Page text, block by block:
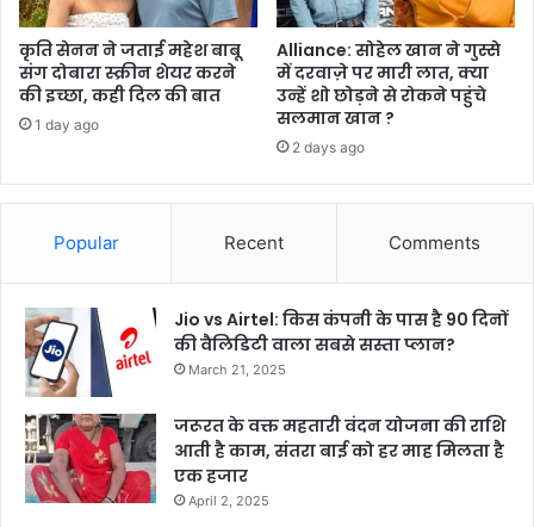
कृति सेनन ने जताई महेश बाबू
संग दोबारा स्क्रीन शेयर करने
की इच्छा, कही दिल की बात
1 day ago
Alliance: सोहेल खान ने गुस्से
में दरवाज़े पर मारी लात, क्या
उन्हें शो छोड़ने से रोकने पहुंचे
सलमान खान ?
2 days ago
Popular Recent Comments
Jio vs Airtel: किस कंपनी के पास है 90 दिनों
की वैलिडिटी वाला सबसे सस्ता प्लान?
March 21, 2025
जरूरत के वक्त महतारी वंदन योजना की राशि
आती है काम, संतरा बाई को हर माह मिलता है
एक हजार
April 2, 2025